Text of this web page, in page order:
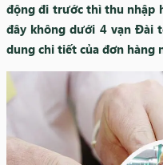
động đi trước thì thu nhập
đây không dưới 4 vạn Đài
dung chi tiết của đơn hàng